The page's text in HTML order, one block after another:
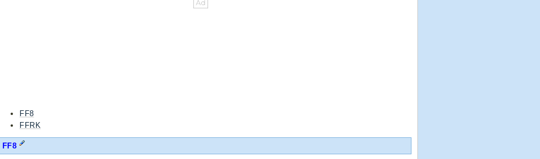
FF8
FFRK
FF8